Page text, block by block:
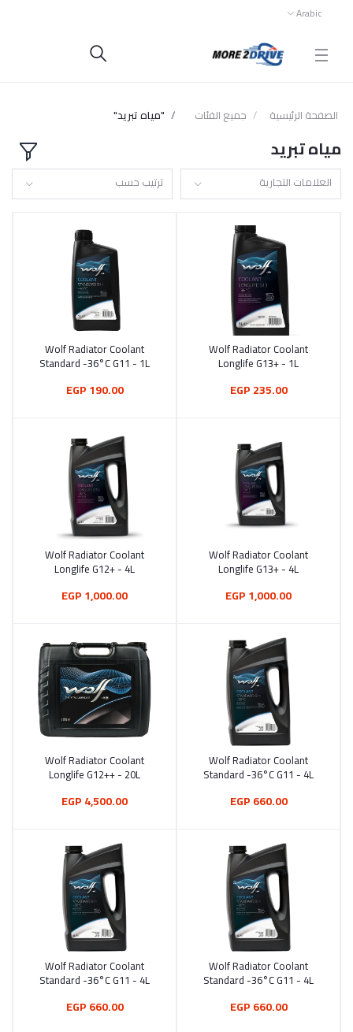
Arabic
الصفحة الرئيسية جميع الفئات "مياه تبريد"
مياه تبريد
العلامات التجارية ترتيب حسب
أضف إلى السلة
Wolf Radiator Coolant
Longlife G13+ - 1L
235.00 EGP
أضف إلى السلة
Wolf Radiator Coolant
Standard -36°C G11 - 1L
190.00 EGP
أضف إلى السلة
Wolf Radiator Coolant
Longlife G13+ - 4L
1,000.00 EGP
أضف إلى السلة
Wolf Radiator Coolant
Longlife G12+ - 4L
1,000.00 EGP
أضف إلى السلة
Wolf Radiator Coolant
Standard -36°C G11 - 4L
660.00 EGP
أضف إلى السلة
Wolf Radiator Coolant
Longlife G12++ - 20L
4,500.00 EGP
أضف إلى السلة
Wolf Radiator Coolant
Standard -36°C G11 - 4L
660.00 EGP
أضف إلى السلة
Wolf Radiator Coolant
Standard -36°C G11 - 4L
660.00 EGP